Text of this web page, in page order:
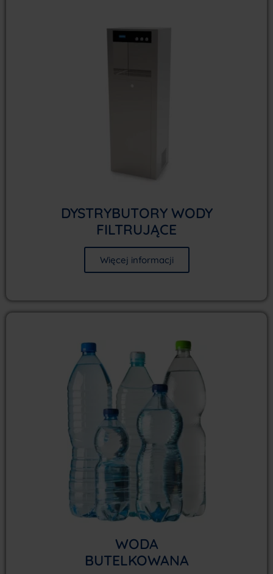
DYSTRYBUTORY WODY
FILTRUJĄCE
Więcej informacji
WODA
BUTELKOWANA